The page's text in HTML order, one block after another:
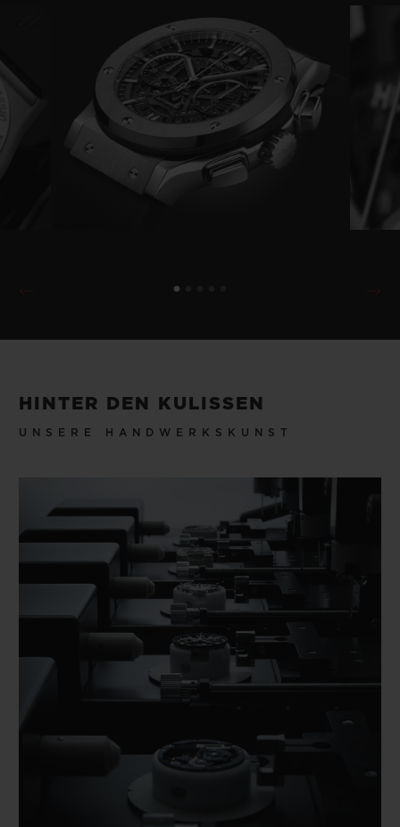
HINTER DEN KULISSEN
UNSERE HANDWERKSKUNST